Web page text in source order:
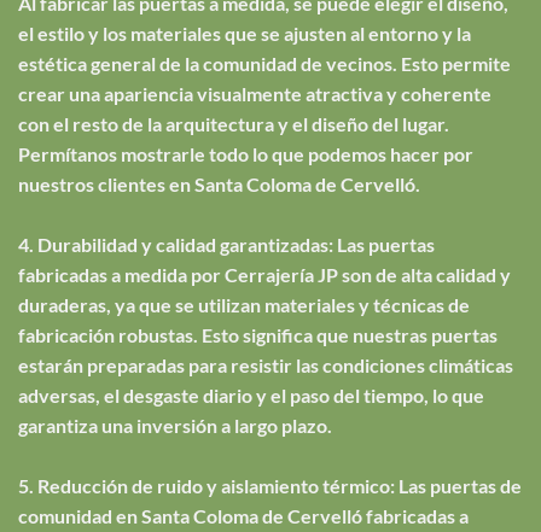
el estilo y los materiales que se ajusten al entorno y la
estética general de la comunidad de vecinos. Esto permite
crear una apariencia visualmente atractiva y coherente
con el resto de la arquitectura y el diseño del lugar.
Permítanos mostrarle todo lo que podemos hacer por
nuestros clientes en Santa Coloma de Cervelló.
4. Durabilidad y calidad garantizadas: Las puertas
fabricadas a medida por Cerrajería JP son de alta calidad y
duraderas, ya que se utilizan materiales y técnicas de
fabricación robustas. Esto significa que nuestras puertas
estarán preparadas para resistir las condiciones climáticas
adversas, el desgaste diario y el paso del tiempo, lo que
garantiza una inversión a largo plazo.
5. Reducción de ruido y aislamiento térmico: Las puertas de
comunidad en Santa Coloma de Cervelló fabricadas a